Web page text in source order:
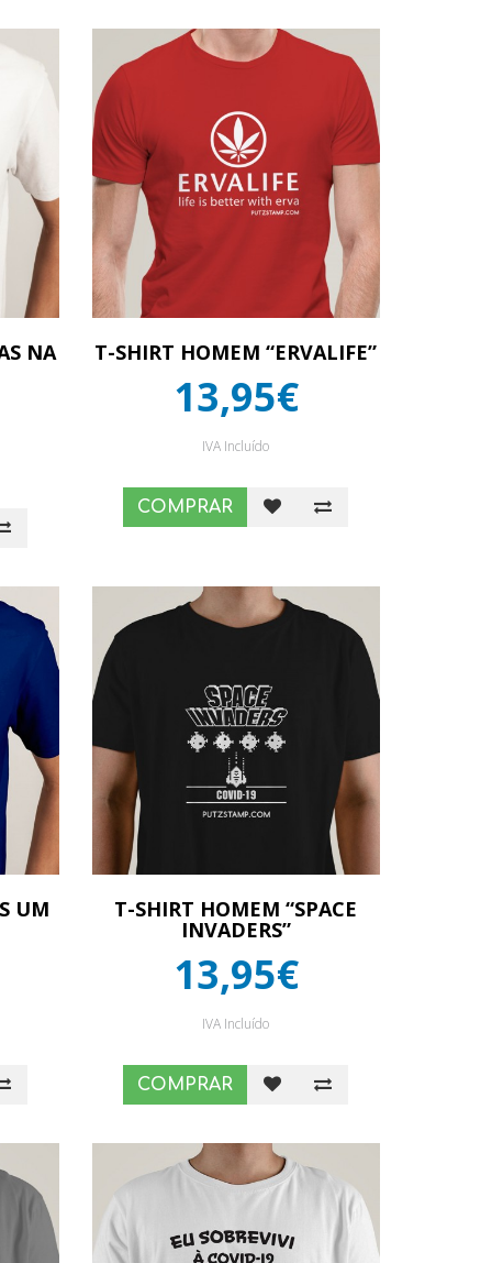
NA T-SHIRT HOMEM “ERVALIFE”
13,95€
IVA Incluído
COMPRAR
UM T-SHIRT HOMEM “SPACE
INVADERS”
13,95€
IVA Incluído
COMPRAR